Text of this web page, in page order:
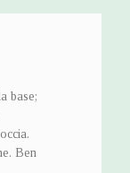
base;
Ben